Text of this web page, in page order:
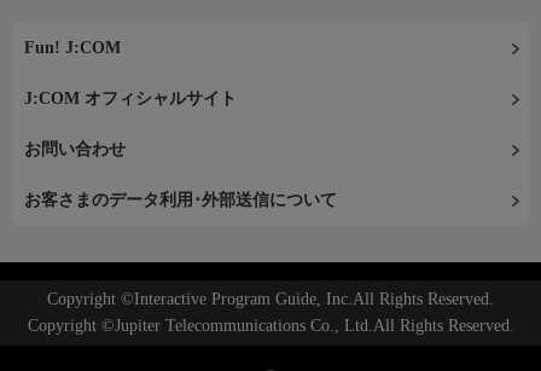
Fun! J:COM
J:COM オフィシャルサイト
お問い合わせ
お客さまのデータ利用･外部送信について
Copyright ©Interactive Program Guide, Inc.All Rights Reserved.
Copyright ©Jupiter Telecommunications Co., Ltd.All Rights Reserved.